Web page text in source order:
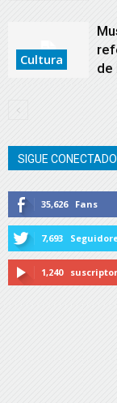
Cultura
de
SIGUE CONECTADO
35,626 Fans
7,693
1,240